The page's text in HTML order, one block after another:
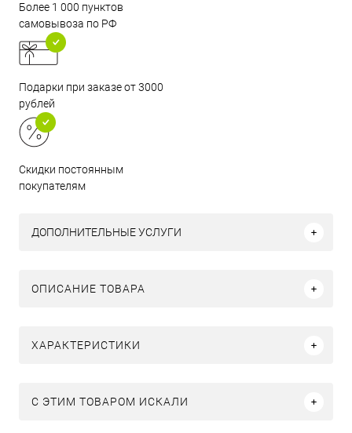
Более 1 000 пунктов
самовывоза по РФ
Подарки при заказе от 3000
рублей
Скидки постоянным
покупателям
ДОПОЛНИТЕЛЬНЫЕ УСЛУГИ
ОПИСАНИЕ ТОВАРА
ХАРАКТЕРИСТИКИ
C ЭТИМ ТОВАРОМ ИСКАЛИ